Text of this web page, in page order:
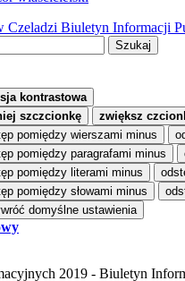
Biuletyn Informacji
kontrastowa
szczcionkę
zwiększ
pomiędzy wierszami minus
pomiędzy paragrafami minus
pomiędzy literami minus
pomiędzy słowami minus
domyślne ustawienia